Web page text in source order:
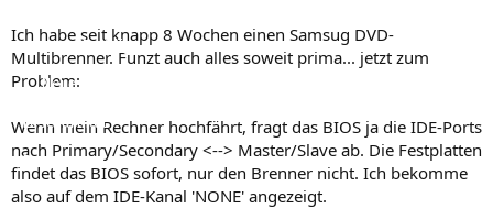
Neue Beiträge
Neueste Aktivitäten
Leserartikel
Regeln
Ich habe seit knapp 8 Wochen einen Samsug DVD-
Multibrenner. Funzt auch alles soweit prima... jetzt zum
Problem:
Wenn mein Rechner hochfährt, fragt das BIOS ja die IDE-Ports
nach Primary/Secondary <--> Master/Slave ab. Die Festplatten
findet das BIOS sofort, nur den Brenner nicht. Ich bekomme
also auf dem IDE-Kanal 'NONE' angezeigt.